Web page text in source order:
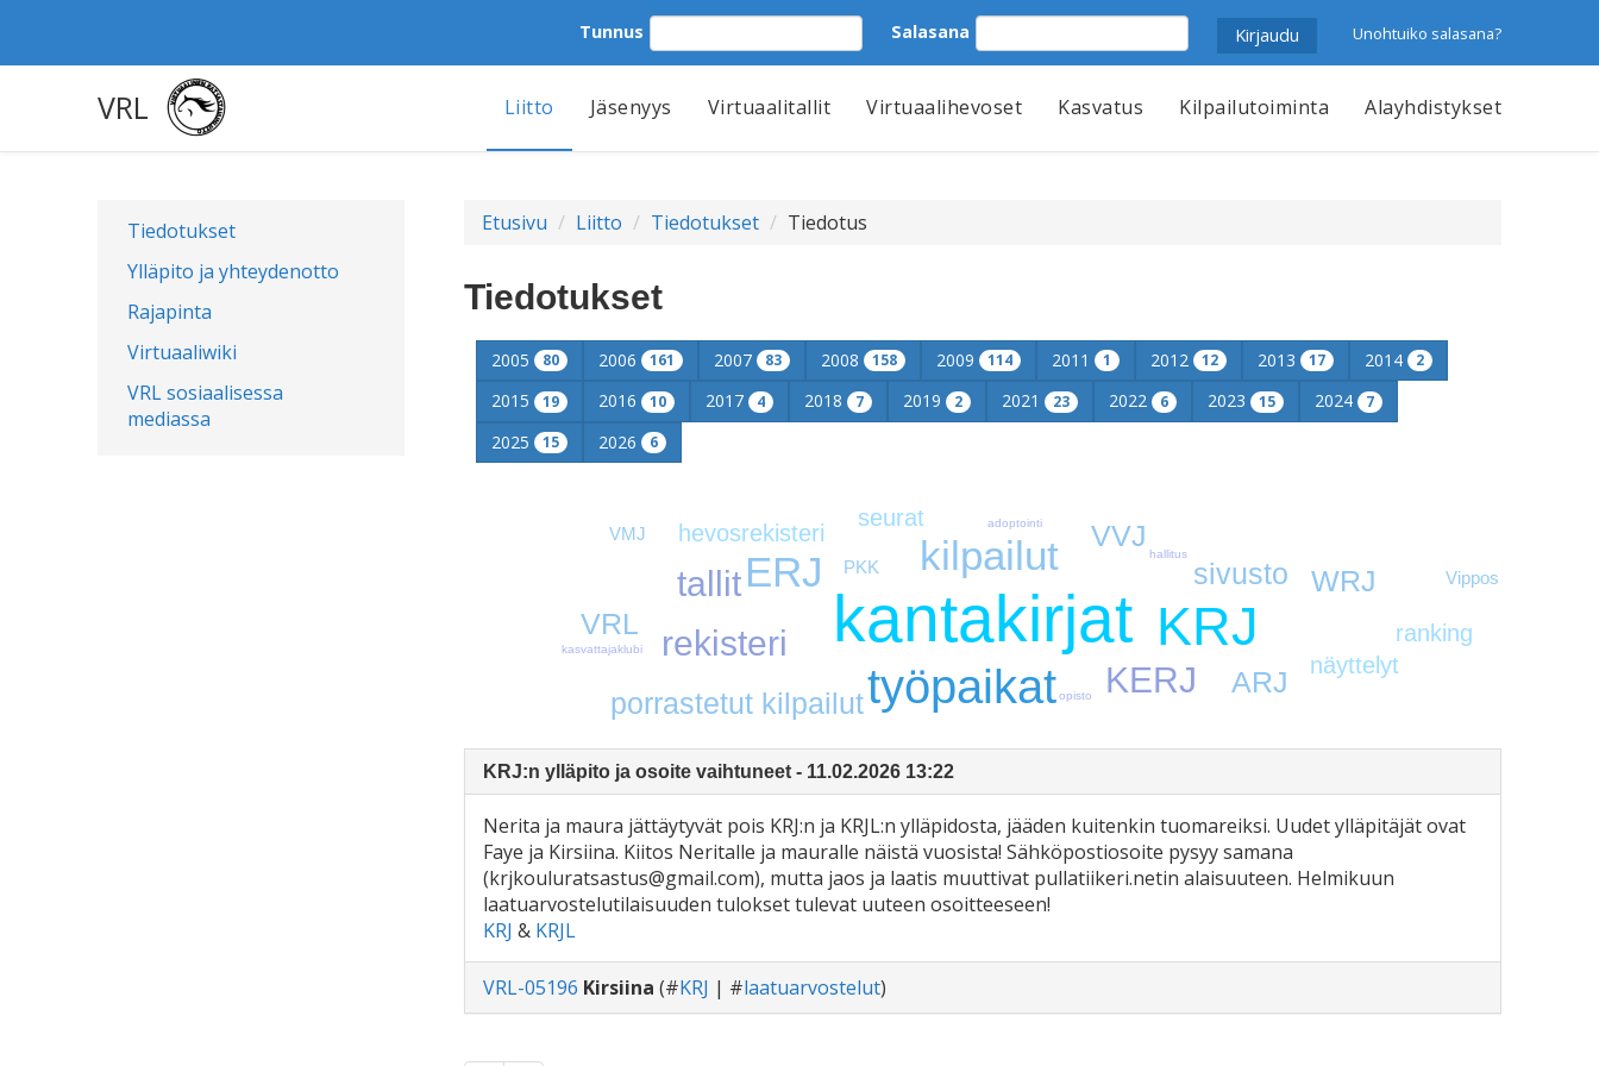
Tunnus Salasana Unohtuiko salasana?
VRL Liitto Jäsenyys Virtuaalitallit Virtuaalihevoset Kasvatus Kilpailutoiminta Alayhdistykset
Tiedotukset
Ylläpito ja yhteydenotto
Rajapinta
Virtuaaliwiki
VRL sosiaalisessa
mediassa
Etusivu Liitto Tiedotukset Tiedotus
Tiedotukset
2005 80 2006 161 2007 83 2008 158 2009 114 2011 1 2012 12 2013 17 2014 2
2015 19 2016 10 2017 4 2018 7 2019 2 2021 23 2022 6 2023 15 2024 7
2025 15 2026 6
kantakirjat KRJ
työpaikat
kilpailut
ERJ
rekisteri
tallit
KERJ
sivusto
VRL
porrastetut kilpailut
VVJ
ARJ
WRJ
näyttelyt
hevosrekisteri
seurat
ranking
PKK
VMJ
Vippos
hallitus
kasvattajaklubi
opisto
adoptointi
KRJ:n ylläpito ja osoite vaihtuneet - 11.02.2026 13:22
Nerita ja maura jättäytyvät pois KRJ:n ja KRJL:n ylläpidosta, jääden kuitenkin tuomareiksi. Uudet ylläpitäjät ovat
Faye ja Kirsiina. Kiitos Neritalle ja mauralle näistä vuosista! Sähköpostiosoite pysyy samana
(krjkouluratsastus@gmail.com), mutta jaos ja laatis muuttivat pullatiikeri.netin alaisuuteen. Helmikuun
laatuarvostelutilaisuuden tulokset tulevat uuteen osoitteeseen!
KRJ & KRJL
VRL-05196 Kirsiina (#KRJ | #laatuarvostelut)